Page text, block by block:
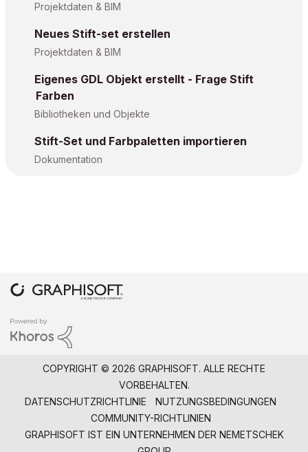
Projektdaten & BIM
Neues Stift-set erstellen
Projektdaten & BIM
Eigenes GDL Objekt erstellt - Frage Stift
Farben
Bibliotheken und Objekte
Stift-Set und Farbpaletten importieren
Dokumentation
COPYRIGHT © 2026 GRAPHISOFT. ALLE RECHTE
VORBEHALTEN.
DATENSCHUTZRICHTLINIE
NUTZUNGSBEDINGUNGEN
COMMUNITY-RICHTLINIEN
GRAPHISOFT IST EIN UNTERNEHMEN DER NEMETSCHEK